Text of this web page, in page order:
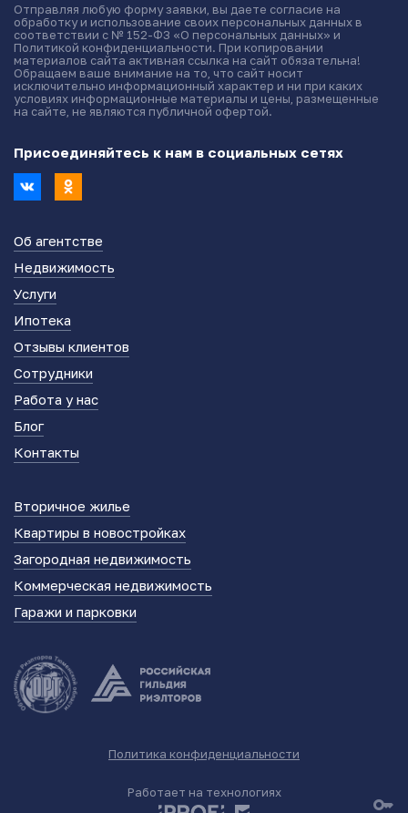
Отправляя любую форму заявки, вы даете согласие на
обработку и использование своих персональных данных в
соответствии с № 152-ФЗ «О персональных данных» и
Политикой конфиденциальности. При копировании
материалов сайта активная ссылка на сайт обязательна!
Обращаем ваше внимание на то, что сайт носит
исключительно информационный характер и ни при каких
условиях информационные материалы и цены, размещенные
на сайте, не являются публичной офертой.
Присоединяйтесь к нам в социальных сетях
Об агентстве
Недвижимость
Услуги
Ипотека
Отзывы клиентов
Сотрудники
Работа у нас
Блог
Контакты
Вторичное жилье
Квартиры в новостройках
Загородная недвижимость
Коммерческая недвижимость
Гаражи и парковки
key
Политика конфиденциальности
Работает на технологиях